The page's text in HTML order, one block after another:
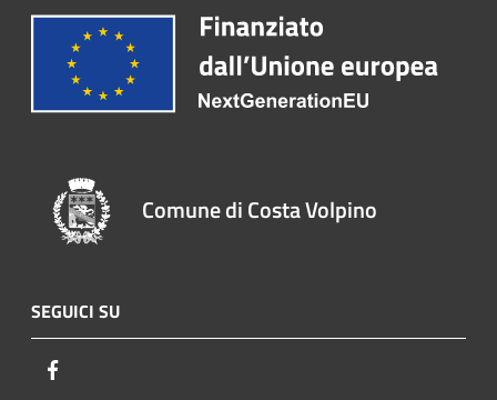
Comune di Costa Volpino
SEGUICI SU